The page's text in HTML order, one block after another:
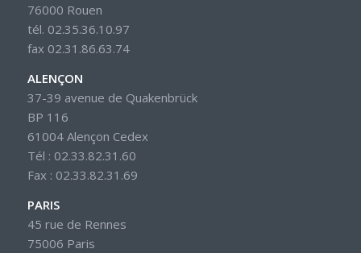
76000 Rouen
tél. 02.35.36.10.97
fax 02.31.86.63.74
ALENÇON
37-39 avenue de Quakenbrück
BP 116
61004 Alençon Cedex
Tél : 02.33.82.31.60
Fax : 02.33.82.31.69
PARIS
45 rue de Rennes
75006 Paris